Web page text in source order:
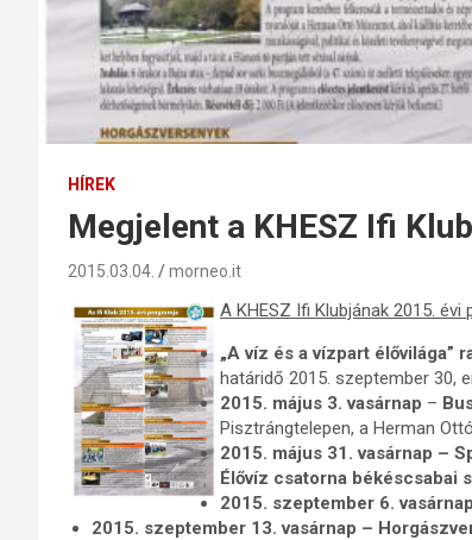
HÍREK
Megjelent a KHESZ Ifi
2015.03.04. morneo.it
A KHESZ Ifi Klubjának 2015.
„A víz és a vízpart élővilága”
határidő 2015. szeptember 30,
2015. május 3. vasárnap –
Pisztrángtelepen, a Herman
2015. május 31. vasárnap –
Élővíz csatorna békéscsabai
2015. szeptember 6.
2015. szeptember 13. vasárnap –